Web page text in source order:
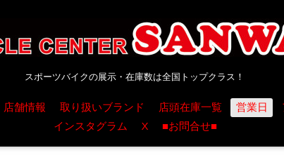
スポーツバイクの展示・在庫数は全国トップクラス！
店舗情報 取り扱いブランド 店頭在庫一覧 営業日
インスタグラム
X ■お問合せ■